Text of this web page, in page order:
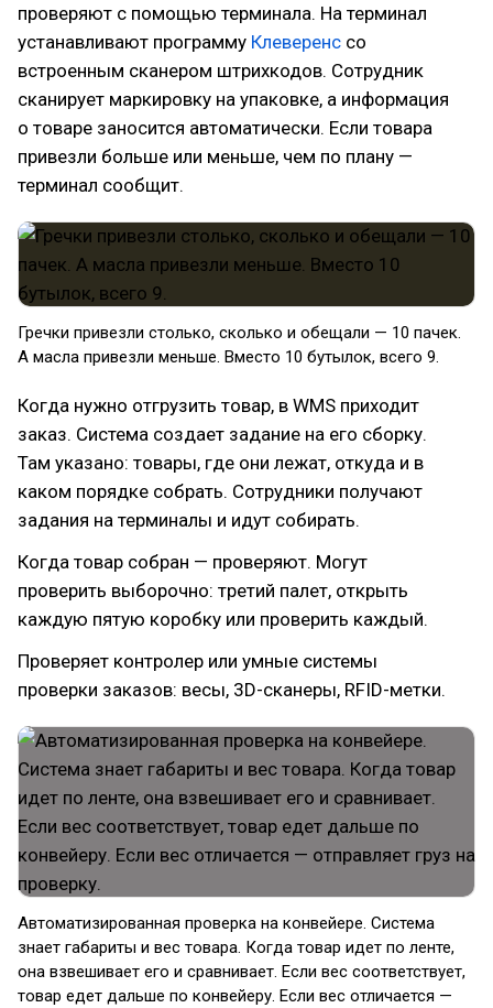
проверяют с помощью терминала. На терминал
устанавливают программу Клеверенс со
встроенным сканером штрихкодов. Сотрудник
сканирует маркировку на упаковке, а информация
о товаре заносится автоматически. Если товара
привезли больше или меньше, чем по плану —
терминал сообщит.
Гречки привезли столько, сколько и обещали — 10 пачек.
А масла привезли меньше. Вместо 10 бутылок, всего 9.
Когда нужно отгрузить товар, в WMS приходит
заказ. Система создает задание на его сборку.
Там указано: товары, где они лежат, откуда и в
каком порядке собрать. Сотрудники получают
задания на терминалы и идут собирать.
Когда товар собран — проверяют. Могут
проверить выборочно: третий палет, открыть
каждую пятую коробку или проверить каждый.
Проверяет контролер или умные системы
проверки заказов: весы, 3D-сканеры, RFID-метки.
Автоматизированная проверка на конвейере. Система
знает габариты и вес товара. Когда товар идет по ленте,
она взвешивает его и сравнивает. Если вес соответствует,
товар едет дальше по конвейеру. Если вес отличается —